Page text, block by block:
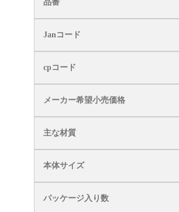
品番
Janコード
cpコード
メーカー希望小売価格
主な材質
本体サイズ
パッケージ入り数